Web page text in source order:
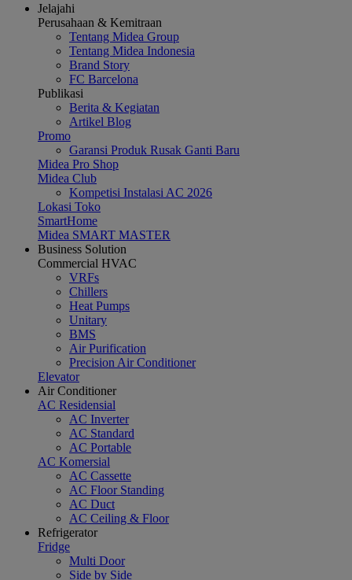
Jelajahi
Perusahaan & Kemitraan
Tentang Midea Group
Tentang Midea Indonesia
Brand Story
FC Barcelona
Publikasi
Berita & Kegiatan
Artikel Blog
Promo
Garansi Produk Rusak Ganti Baru
Midea Pro Shop
Midea Club
Kompetisi Instalasi AC 2026
Lokasi Toko
SmartHome
Midea SMART MASTER
Business Solution
Commercial HVAC
VRFs
Chillers
Heat Pumps
Unitary
BMS
Air Purification
Precision Air Conditioner
Elevator
Air Conditioner
AC Residensial
AC Inverter
AC Standard
AC Portable
AC Komersial
AC Cassette
AC Floor Standing
AC Duct
AC Ceiling & Floor
Refrigerator
Fridge
Multi Door
Side by Side